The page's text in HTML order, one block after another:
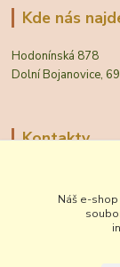
Kde nás
Hodonínská 878
Dolní Bojanovice,
Kontakty
Zákaznická
+420 518
(Po-Pá, 7-15 hod.)
Náš e-